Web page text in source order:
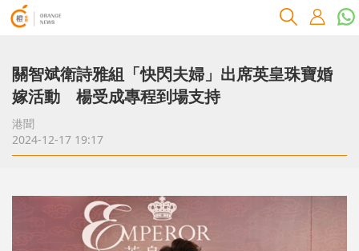
關智斌衛詩雅組「快閃夫婦」出席英皇珠寶婚
嫁活動 楊受成專程到場支持
港聞
2024-12-17 19:17